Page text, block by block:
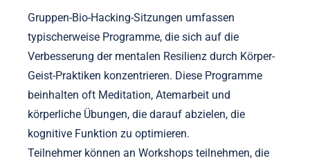
Gruppen-Bio-Hacking-Sitzungen umfassen
typischerweise Programme, die sich auf die
Verbesserung der mentalen Resilienz durch Körper-
Geist-Praktiken konzentrieren. Diese Programme
beinhalten oft Meditation, Atemarbeit und
körperliche Übungen, die darauf abzielen, die
kognitive Funktion zu optimieren.
Teilnehmer können an Workshops teilnehmen, die